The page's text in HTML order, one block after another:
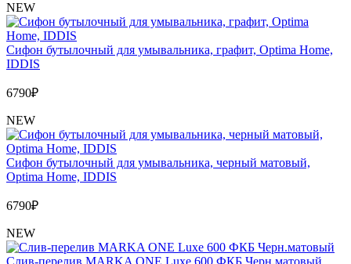
NEW
Сифон бутылочный для умывальника, графит, Optima Home,
IDDIS
6790₽
NEW
Сифон бутылочный для умывальника, черный матовый,
Optima Home, IDDIS
6790₽
NEW